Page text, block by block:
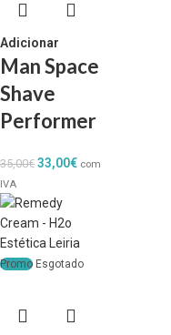
Adicionar
Man Space
Shave
Performer
35,00€ 33,00€ com
IVA
Promo Esgotado